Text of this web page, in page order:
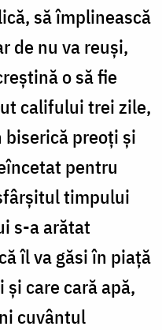
să împlinească
de nu va reuși,
o să fie
califului trei zile,
preoți și
pentru
timpului
s-a arătat
îl va găsi în piață
și care cară apă,
cuvântul